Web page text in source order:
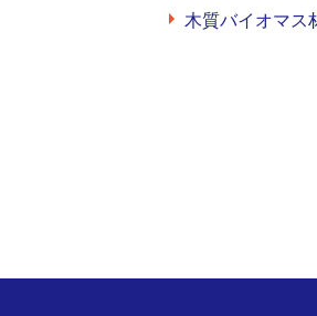
木質バイオマス